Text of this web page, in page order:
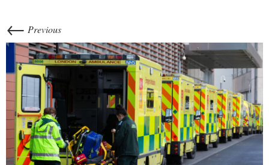
← Previous